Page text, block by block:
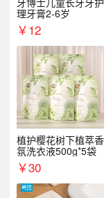
理牙膏2-6岁
￥12
植护樱花树下植萃香
氛洗衣液500g*5袋
￥30